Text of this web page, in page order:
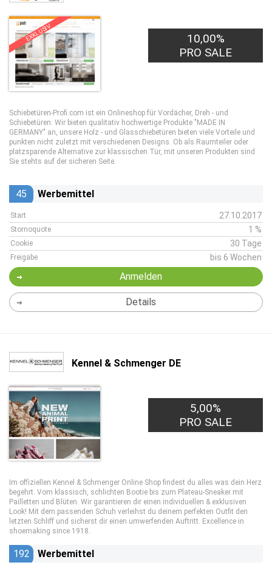
EXKLUSIV
10,00%
PRO SALE
Schiebetüren-Profi.com ist ein Onlineshop für Vordächer, Dreh - und
Schiebetüren. Wir bieten qualitativ hochwertige Produkte "MADE IN
GERMANY" an, unsere Holz - und Glasschiebetüren bieten viele Vorteile und
punkten nicht zuletzt mit verschiedenen Designs. Ob als Raumteiler oder
platzsparende Alternative zur klassischen Tür, mit unseren Produkten sind
Sie stehts auf der sicheren Seite.
45 Werbemittel
Start 27.10.2017
Stornoquote 1 %
Cookie 30 Tage
Freigabe bis 6 Wochen
Anmelden
Details
Kennel & Schmenger DE
5,00%
PRO SALE
Im offiziellen Kennel & Schmenger Online Shop findest du alles was dein Herz
begehrt. Vom klassisch, schlichten Bootie bis zum Plateau-Sneaker mit
Pailletten und Blüten. Wir garantieren dir einen individuellen & exklusiven
Look! Mit dem passenden Schuh verleihst du deinem perfekten Outfit den
letzten Schliff und sicherst dir einen umwerfenden Auftritt. Excellence in
shoemaking since 1918.
192 Werbemittel